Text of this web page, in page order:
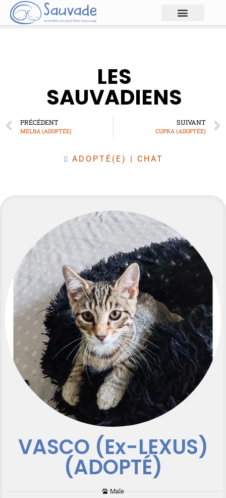
LES
SAUVADIENS
PRÉCÉDENT
MELBA (ADOPTÉE)
SUIVANT
CUPRA (ADOPTÉE)
ADOPTÉ(E) | CHAT
VASCO (Ex-LEXUS)
(ADOPTÉ)
Male